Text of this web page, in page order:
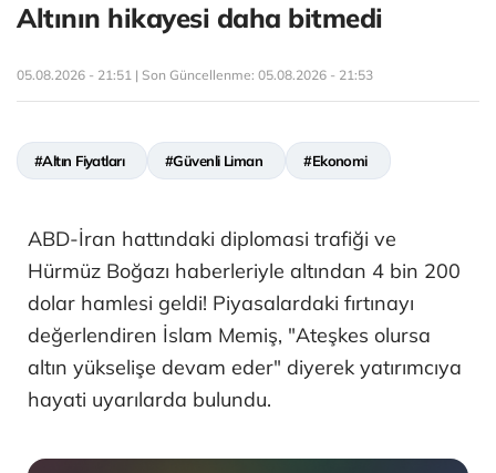
Altının hikayesi daha bitmedi
05.08.2026 - 21:51 | Son Güncellenme: 05.08.2026 - 21:53
#Altın Fiyatları #Güvenli Liman #Ekonomi
ABD-İran hattındaki diplomasi trafiği ve
Hürmüz Boğazı haberleriyle altından 4 bin 200
dolar hamlesi geldi! Piyasalardaki fırtınayı
değerlendiren İslam Memiş, "Ateşkes olursa
altın yükselişe devam eder" diyerek yatırımcıya
hayati uyarılarda bulundu.